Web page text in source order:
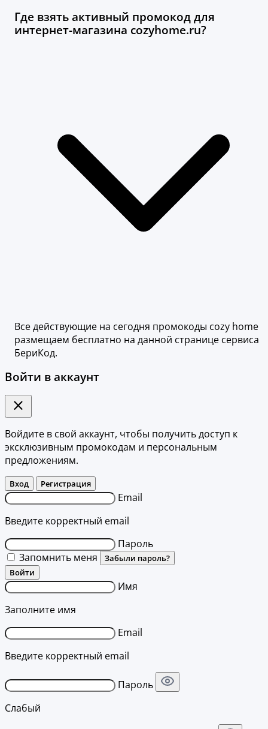
Где взять активный промокод для
интернет-магазина cozyhome.ru?
Все действующие на сегодня промокоды cozy home
размещаем бесплатно на данной странице сервиса
БериКод.
Войти в аккаунт
Войдите в свой аккаунт, чтобы получить доступ к
эксклюзивным промокодам и персональным
предложениям.
Вход Регистрация
Email
Введите корректный email
Пароль
Запомнить меня
Забыли пароль?
Войти
Имя
Заполните имя
Email
Введите корректный email
Пароль
Слабый